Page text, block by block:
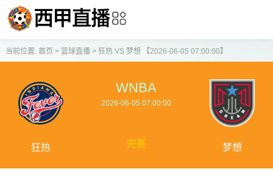
当前位置: 首页 > 篮球直播> 狂热 VS 梦想 【2026-06-05 07:00:00】
狂热
WNBA
2026-06-05 07:00:00
完赛 梦想